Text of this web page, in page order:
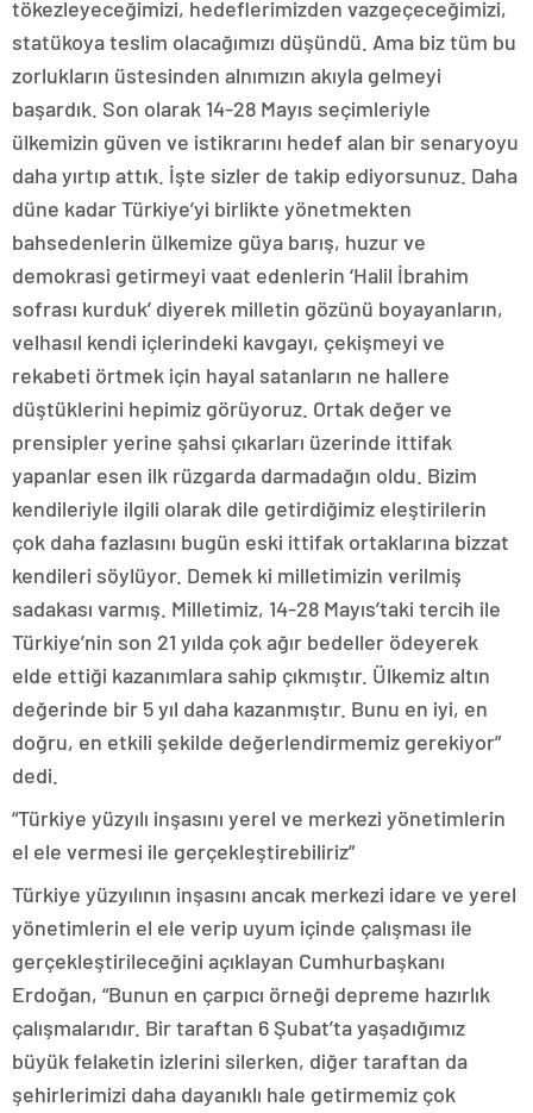
tökezleyeceğimizi, hedeflerimizden vazgeçeceğimizi,
statükoya teslim olacağımızı düşündü. Ama biz tüm bu
zorlukların üstesinden alnımızın akıyla gelmeyi
başardık. Son olarak 14-28 Mayıs seçimleriyle
ülkemizin güven ve istikrarını hedef alan bir senaryoyu
daha yırtıp attık. İşte sizler de takip ediyorsunuz. Daha
düne kadar Türkiye’yi birlikte yönetmekten
bahsedenlerin ülkemize güya barış, huzur ve
demokrasi getirmeyi vaat edenlerin ‘Halil İbrahim
sofrası kurduk’ diyerek milletin gözünü boyayanların,
velhasıl kendi içlerindeki kavgayı, çekişmeyi ve
rekabeti örtmek için hayal satanların ne hallere
düştüklerini hepimiz görüyoruz. Ortak değer ve
prensipler yerine şahsi çıkarları üzerinde ittifak
yapanlar esen ilk rüzgarda darmadağın oldu. Bizim
kendileriyle ilgili olarak dile getirdiğimiz eleştirilerin
çok daha fazlasını bugün eski ittifak ortaklarına bizzat
kendileri söylüyor. Demek ki milletimizin verilmiş
sadakası varmış. Milletimiz, 14-28 Mayıs’taki tercih ile
Türkiye’nin son 21 yılda çok ağır bedeller ödeyerek
elde ettiği kazanımlara sahip çıkmıştır. Ülkemiz altın
değerinde bir 5 yıl daha kazanmıştır. Bunu en iyi, en
doğru, en etkili şekilde değerlendirmemiz gerekiyor”
dedi.
“Türkiye yüzyılı inşasını yerel ve merkezi yönetimlerin
el ele vermesi ile gerçekleştirebiliriz”
Türkiye yüzyılının inşasını ancak merkezi idare ve yerel
yönetimlerin el ele verip uyum içinde çalışması ile
gerçekleştirileceğini açıklayan Cumhurbaşkanı
Erdoğan, “Bunun en çarpıcı örneği depreme hazırlık
çalışmalarıdır. Bir taraftan 6 Şubat’ta yaşadığımız
büyük felaketin izlerini silerken, diğer taraftan da
şehirlerimizi daha dayanıklı hale getirmemiz çok